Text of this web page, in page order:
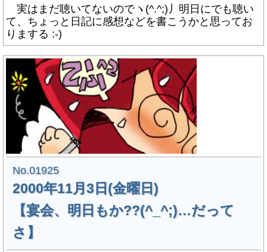
実はまだ聴いてないのでヽ(^.^;)丿明日にでも聴い
て、ちょっと日記に感想などを書こうかと思ってお
りまする :-)
No.01925
2000年11月3日(金曜日)
【宴会、明日もか??(^_^;)…だって
さ】